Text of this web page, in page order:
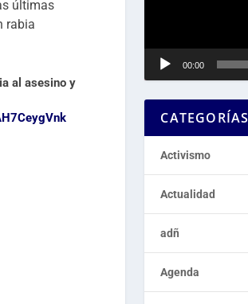
últimas
rabia
al asesino y
00:00
CATEGORÍAS
Activismo
Actualidad
adñ
Agenda